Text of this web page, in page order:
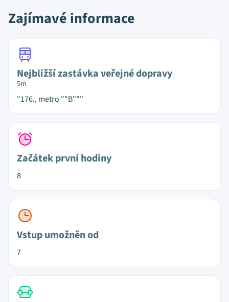
Zajímavé informace
Nejbližší zastávka veřejné dopravy
5m
"176., metro ""B"""
Začátek první hodiny
8
Vstup umožněn od
7